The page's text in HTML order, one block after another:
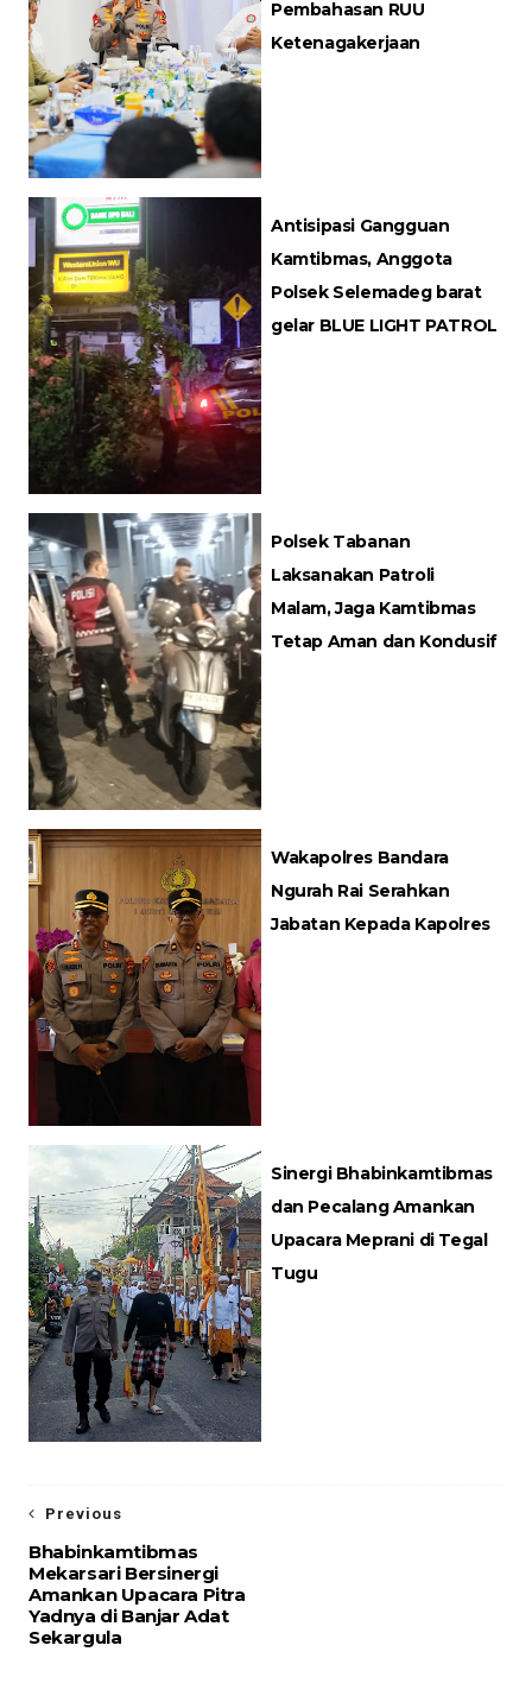
Pembahasan RUU
Ketenagakerjaan
Antisipasi Gangguan
Kamtibmas, Anggota
Polsek Selemadeg barat
gelar BLUE LIGHT PATROL
Polsek Tabanan
Laksanakan Patroli
Malam, Jaga Kamtibmas
Tetap Aman dan Kondusif
Wakapolres Bandara
Ngurah Rai Serahkan
Jabatan Kepada Kapolres
Sinergi Bhabinkamtibmas
dan Pecalang Amankan
Upacara Meprani di Tegal
Tugu
Previous
Bhabinkamtibmas
Mekarsari Bersinergi
Amankan Upacara Pitra
Yadnya di Banjar Adat
Sekargula